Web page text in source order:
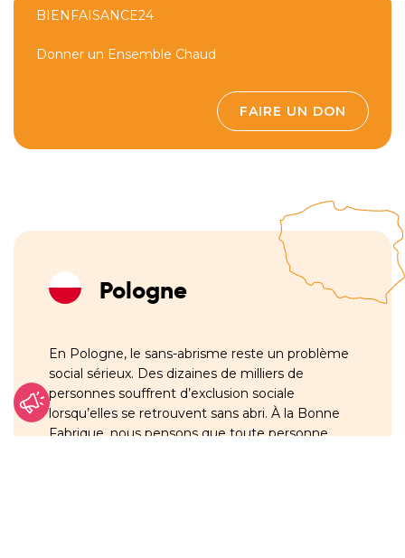
Pologne
En Pologne, le sans-abrisme reste un problème
social sérieux. Des dizaines de milliers de
personnes souffrent d’exclusion sociale
lorsqu’elles se retrouvent sans abri. À la Bonne
Fabrique, nous pensons que toute personne
BIENFAISANCE24
Donner un Ensemble Chaud
FAIRE UN DON